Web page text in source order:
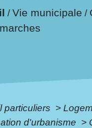
/Vie municipale /
particuliers >
d'urbanisme >